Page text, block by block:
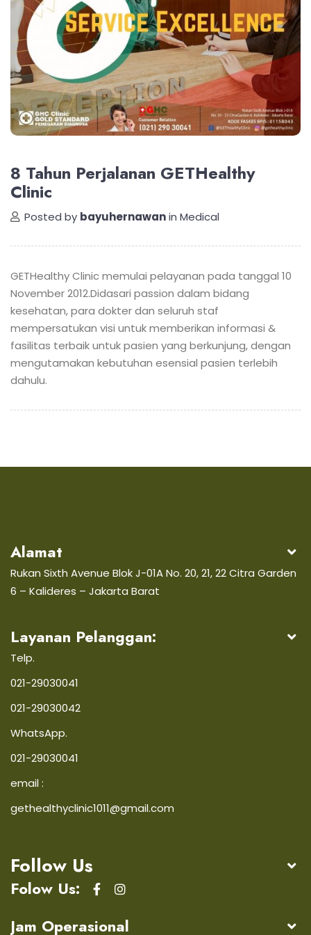
8 Tahun Perjalanan GETHealthy
Clinic
Posted by bayuhernawanin Medical
GETHealthy Clinic memulai pelayanan pada tanggal 10
November 2012.Didasari passion dalam bidang
kesehatan, para dokter dan seluruh staf
mempersatukan visi untuk memberikan informasi &
fasilitas terbaik untuk pasien yang berkunjung, dengan
mengutamakan kebutuhan esensial pasien terlebih
dahulu.
Alamat
Rukan Sixth Avenue Blok J-01A No. 20, 21, 22 Citra Garden
6 – Kalideres – Jakarta Barat
Layanan Pelanggan:
Telp.
021-29030041
021-29030042
WhatsApp.
021-29030041
email :
gethealthyclinic1011@gmail.com
Follow Us
Folow Us:
Jam Operasional